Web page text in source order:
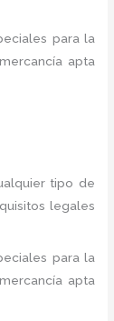
para la
apta
tipo de
legales
para la
apta